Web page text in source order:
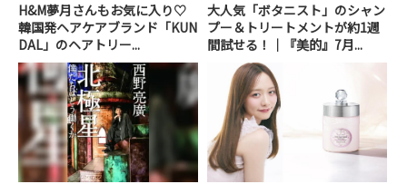
H&M夢月さんもお気に入り♡
韓国発ヘアケアブランド「KUN
DAL」のヘアトリー...
大人気「ボタニスト」のシャン
プー＆トリートメントが約1週
間試せる！｜『美的』7月...